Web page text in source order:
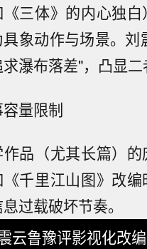
《三体》的内心独
具象动作与场景。
瀑布落差"，凸显二
量限制
作品（尤其长篇）
《千里江山图》改
过载破坏节奏。
云鲁豫评影视化改编